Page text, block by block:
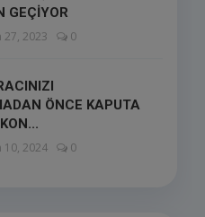
GEÇİYOR
27, 2023 0
ÖNCE KAPUTA
10, 2024 0